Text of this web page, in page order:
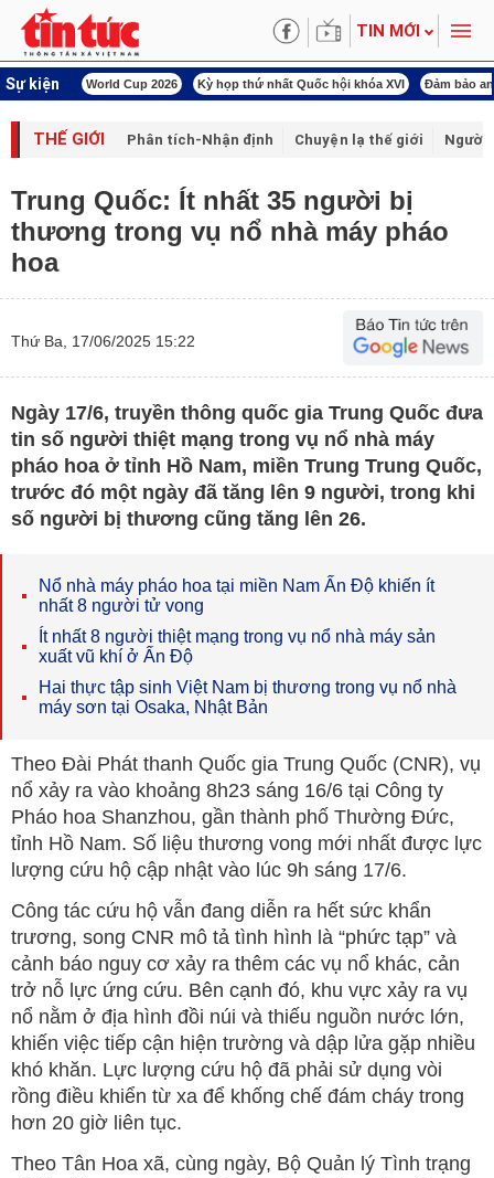
TIN MỚI
Sự kiện
Cup 2026 Kỳ họp thứ nhất Quốc hội khóa XVI Đảm bảo an ninh năng lượng
THẾ GIỚI Phân tích-Nhận định Chuyện lạ thế giới Người
Trung Quốc: Ít nhất 35 người bị
thương trong vụ nổ nhà máy pháo
hoa
Thứ Ba, 17/06/2025 15:22
Ngày 17/6, truyền thông quốc gia Trung Quốc đưa
tin số người thiệt mạng trong vụ nổ nhà máy
pháo hoa ở tỉnh Hồ Nam, miền Trung Trung Quốc,
trước đó một ngày đã tăng lên 9 người, trong khi
số người bị thương cũng tăng lên 26.
Nổ nhà máy pháo hoa tại miền Nam Ấn Độ khiến ít
nhất 8 người tử vong
Ít nhất 8 người thiệt mạng trong vụ nổ nhà máy sản
xuất vũ khí ở Ấn Độ
Hai thực tập sinh Việt Nam bị thương trong vụ nổ nhà
máy sơn tại Osaka, Nhật Bản
Theo Đài Phát thanh Quốc gia Trung Quốc (CNR), vụ
nổ xảy ra vào khoảng 8h23 sáng 16/6 tại Công ty
Pháo hoa Shanzhou, gần thành phố Thường Đức,
tỉnh Hồ Nam. Số liệu thương vong mới nhất được lực
lượng cứu hộ cập nhật vào lúc 9h sáng 17/6.
Công tác cứu hộ vẫn đang diễn ra hết sức khẩn
trương, song CNR mô tả tình hình là “phức tạp” và
cảnh báo nguy cơ xảy ra thêm các vụ nổ khác, cản
trở nỗ lực ứng cứu. Bên cạnh đó, khu vực xảy ra vụ
nổ nằm ở địa hình đồi núi và thiếu nguồn nước lớn,
khiến việc tiếp cận hiện trường và dập lửa gặp nhiều
khó khăn. Lực lượng cứu hộ đã phải sử dụng vòi
rồng điều khiển từ xa để khống chế đám cháy trong
hơn 20 giờ liên tục.
Theo Tân Hoa xã, cùng ngày, Bộ Quản lý Tình trạng